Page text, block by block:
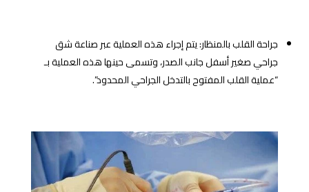
جراحة القلب بالمنظار: يتم إجراء هذه العملية عبر صناعة شق
جراحي صغير أسفل جانب الصدر، وتسمى حينها هذه العملية بـ
“عملية القلب المفتوح بالتدخل الجراحي المحدود”.